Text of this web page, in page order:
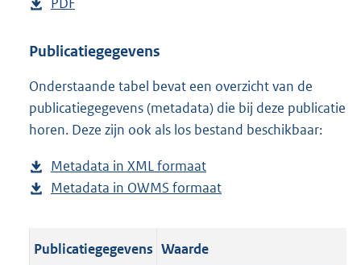
w
l
o
a
p
u
l
s
a
n
d
g
r
o
Publicatiegegevens
Onderstaande tabel bevat een overzicht van de
publicatiegegevens (metadata) die bij deze publicatie
horen. Deze zijn ook als los bestand beschikbaar:
Metadata in XML formaat
e
a
Metadata in OWMS formaat
Publicatiegegevens Waarde